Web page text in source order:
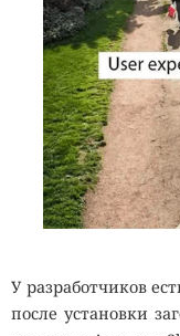
У разработчиков
после установки